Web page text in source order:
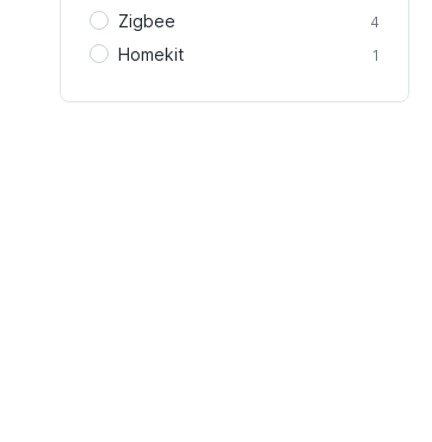
Zigbee 4
Homekit 1